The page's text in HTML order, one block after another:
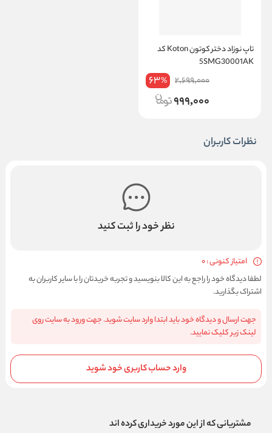
تاپ نوزاد دختر کوتون Koton کد
5SMG30001AK
2,699,000
63%
999,000
نظرات کاربران
نظر خود را ثبت کنید
امتیاز کنونی : 0
لطفا دیدگاه خود را راجع به این کالا بنویسید و تجربه خریدتان را با سایر کاربران به
اشتراک بگذارید.
جهت ارسال و دیدگاه خود باید ابتدا وارد سایت شوید. جهت ورود به سایت روی
لینک زیر کلیک نمایید.
وارد حساب کاربری خود شوید
مشتریانی که از این مورد خریداری کرده اند